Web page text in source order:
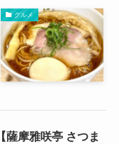
グルメ
薩摩雅咲亭 さつま